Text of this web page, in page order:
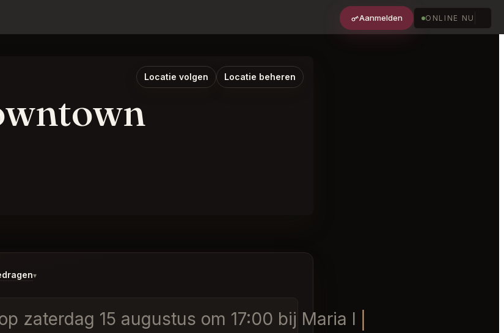
Aanmelden ONLINE NU
Locatie volgen Locatie beheren
▾
zaterdag 15 augustus om 17:00 bij Maria Isabel of RT B